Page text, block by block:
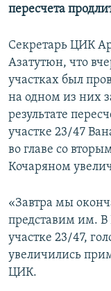
пересчета
Секретарь ЦИК
Азатутюн, что
участках был
на одном из них
результате
участке 23/47
во главе со
Кочаряном
«Завтра мы
представим им. В
участке 23/47,
увеличились
ЦИК.